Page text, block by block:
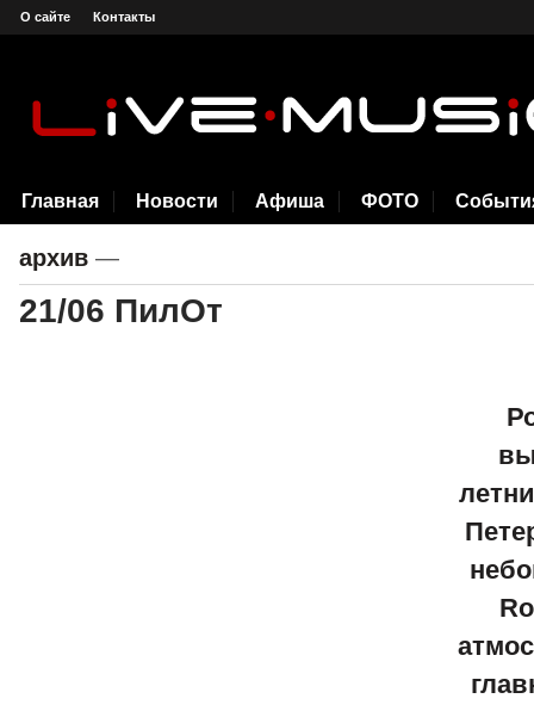
О сайте Контакты
Главная Новости Афиша ФОТО
архив —
21/06 ПилОт